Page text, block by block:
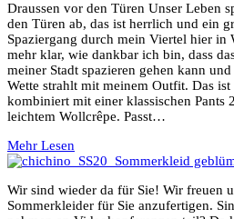
Draussen vor den Türen Unser Leben
den Türen ab, das ist herrlich und ein
Spaziergang durch mein Viertel hier in
mehr klar, wie dankbar ich bin, dass
meiner Stadt spazieren gehen kann
Wette strahlt mit meinem Outfit. Das ist
kombiniert mit einer klassischen Pants
leichtem Wollcrêpe. Passt…
Mehr Lesen
Wir sind wieder da für Sie! Wir freuen
Sommerkleider für Sie anzufertigen.